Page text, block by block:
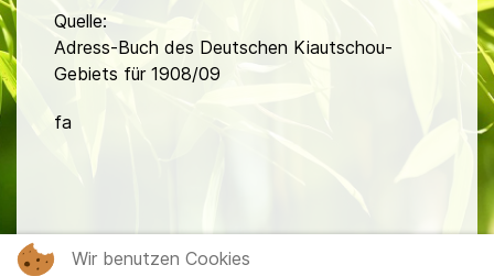
Quelle:
Adress-Buch des Deutschen Kiautschou-
Gebiets für 1908/09
fa
Wir benutzen Cookies